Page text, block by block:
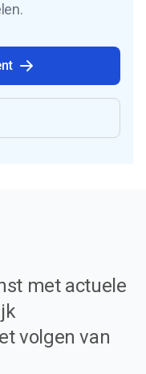
met actuele
volgen van